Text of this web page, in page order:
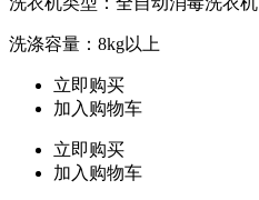
洗涤容量：8kg以上
立即购买
加入购物车
立即购买
加入购物车